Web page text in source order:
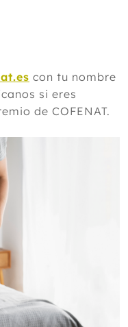
con tu nombre
si eres
de COFENAT.